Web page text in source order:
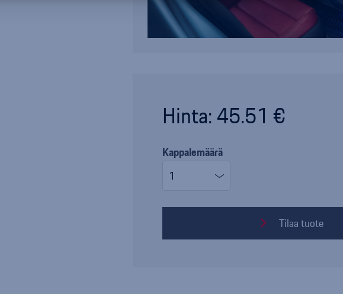
Hinta: 45.51 €
Kappalemäärä
Tilaa tuote